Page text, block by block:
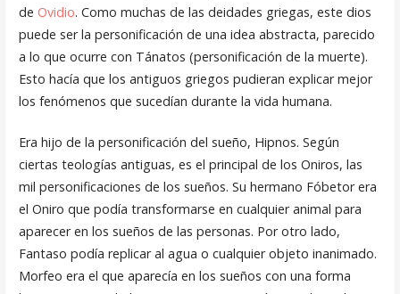
de Ovidio. Como muchas de las deidades griegas, este dios
puede ser la personificación de una idea abstracta, parecido
a lo que ocurre con Tánatos (personificación de la muerte).
Esto hacía que los antiguos griegos pudieran explicar mejor
los fenómenos que sucedían durante la vida humana.
Era hijo de la personificación del sueño, Hipnos. Según
ciertas teologías antiguas, es el principal de los Oniros, las
mil personificaciones de los sueños. Su hermano Fóbetor era
el Oniro que podía transformarse en cualquier animal para
aparecer en los sueños de las personas. Por otro lado,
Fantaso podía replicar al agua o cualquier objeto inanimado.
Morfeo era el que aparecía en los sueños con una forma